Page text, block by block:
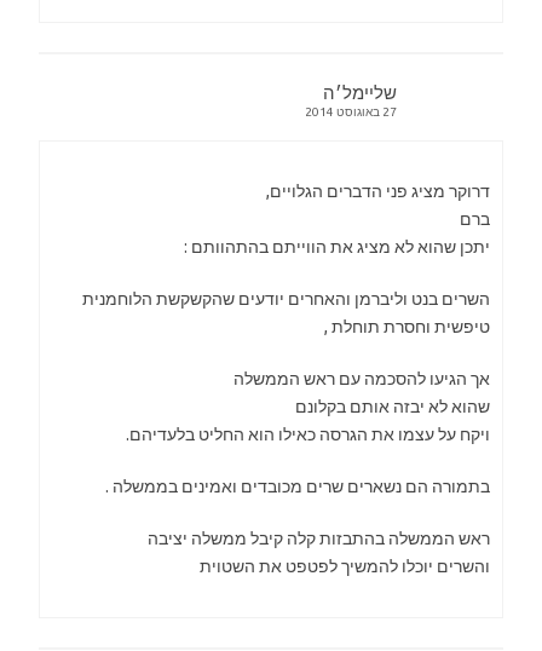
שליימל׳ה
27 באוגוסט 2014
דרוקר מציג פני הדברים הגלויים,
ברם
יתכן שהוא לא מציג את הווייתם בהתהוותם :
השרים בנט וליברמן והאחרים יודעים שהקשקשת הלוחמנית
טיפשית וחסרת תוחלת ,
אך הגיעו להסכמה עם ראש הממשלה
שהוא לא יבזה אותם בקלונם
ויקח על עצמו את הגרסה כאילו הוא החליט בלעדיהם.
בתמורה הם נשארים שרים מכובדים ואמינים בממשלה .
ראש הממשלה בהתבזות קלה קיבל ממשלה יציבה
והשרים יוכלו להמשיך לפטפט את השטוית